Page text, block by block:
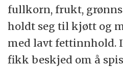
fullkorn, frukt,
holdt seg til kjøtt og
med lavt fettinnhold.
fikk beskjed om å